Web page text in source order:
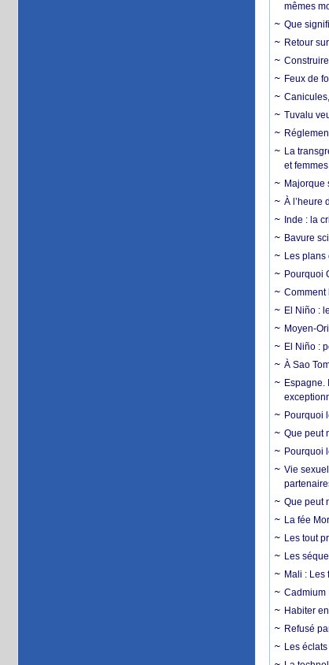
mêmes
Que
Retour
Feux de
Tuvalu
La
et
Majorque
À l’heure
Inde : la
Bavure
Les plans
Pourquoi
Comment
El Niño :
Moyen-
El Niño :
À Sao
Espagne.
Pourquoi
Que peut
Pourquoi
Vie
Que peut
La fée
Les tout
Les
Mali : Les
Cadmium
Habiter
Refusé
Les